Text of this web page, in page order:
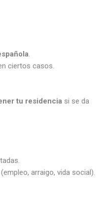
.
ciertos casos.
tu residencia si se da
arraigo, vida social).